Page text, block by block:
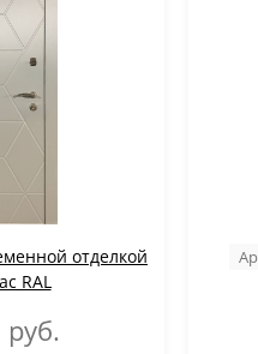
отделкой
RAL
руб.